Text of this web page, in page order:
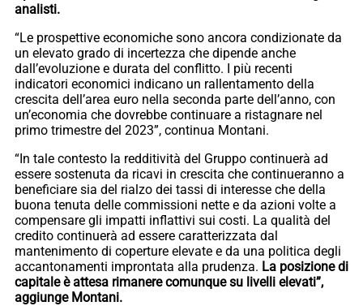
analisti.
“Le prospettive economiche sono ancora condizionate da
un elevato grado di incertezza che dipende anche
dall’evoluzione e durata del conflitto. I più recenti
indicatori economici indicano un rallentamento della
crescita dell’area euro nella seconda parte dell’anno, con
un’economia che dovrebbe continuare a ristagnare nel
primo trimestre del 2023”, continua Montani.
“In tale contesto la redditività del Gruppo continuerà ad
essere sostenuta da ricavi in crescita che continueranno a
beneficiare sia del rialzo dei tassi di interesse che della
buona tenuta delle commissioni nette e da azioni volte a
compensare gli impatti inflattivi sui costi. La qualità del
credito continuerà ad essere caratterizzata dal
mantenimento di coperture elevate e da una politica degli
accantonamenti improntata alla prudenza. La posizione di
capitale è attesa rimanere comunque su livelli elevati”,
aggiunge Montani.